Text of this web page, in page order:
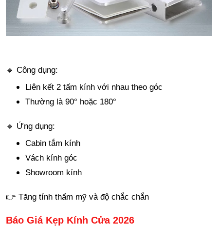
🔹 Công dụng:
Liên kết 2 tấm kính với nhau theo góc
Thường là 90° hoặc 180°
🔹 Ứng dụng:
Cabin tắm kính
Vách kính góc
Showroom kính
👉 Tăng tính thẩm mỹ và độ chắc chắn
Báo Giá Kẹp Kính Cửa 2026